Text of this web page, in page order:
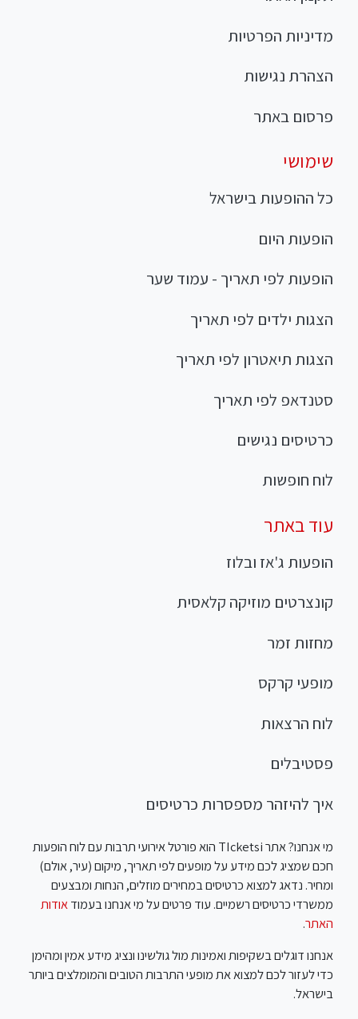
מדיניות הפרטיות
הצהרת נגישות
פרסום באתר
שימושי
כל ההופעות בישראל
הופעות היום
הופעות לפי תאריך - עמוד שער
הצגות ילדים לפי תאריך
הצגות תיאטרון לפי תאריך
סטנדאפ לפי תאריך
כרטיסים נגישים
לוח חופשות
עוד באתר
הופעות ג'אז ובלוז
קונצרטים מוזיקה קלאסית
מחזות זמר
מופעי קרקס
לוח הרצאות
פסטיבלים
איך להיזהר מספסרות כרטיסים
מי אנחנו? אתר TIcketsi הוא פורטל אירועי תרבות עם לוח הופעות
חכם שמציג לכם מידע על מופעים לפי תאריך, מיקום (עיר, אולם)
ומחיר. נדאג למצוא כרטיסים במחירים מוזלים, הנחות ומבצעים
ממשרדי כרטיסים רשמיים. עוד פרטים על מי אנחנו בעמודאודות
האתר.
אנחנו דוגלים בשקיפות ואמינות מול גולשינו ונציג מידע אמין ומהימן
כדי לעזור לכם למצוא את מופעי התרבות הטובים והמומלצים ביותר
בישראל.